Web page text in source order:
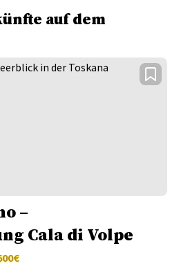
auf dem
–
Cala di Volpe